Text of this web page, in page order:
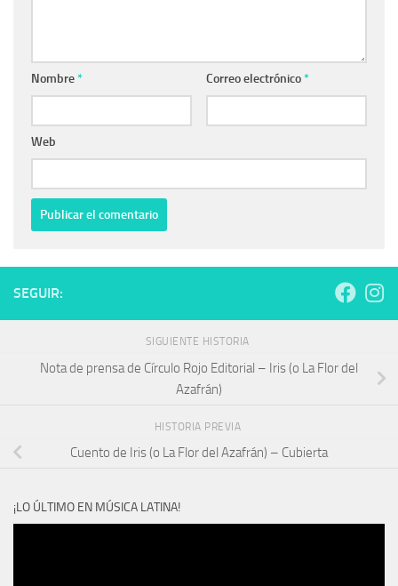
Nombre* Correo electrónico*
Web
SEGUIR:
SIGUIENTE HISTORIA
Nota de prensa de Círculo Rojo Editorial – Iris (o La Flor del
Azafrán)
HISTORIA PREVIA
Cuento de Iris (o La Flor del Azafrán) – Cubierta
¡LO ÚLTIMO EN MÚSICA LATINA!